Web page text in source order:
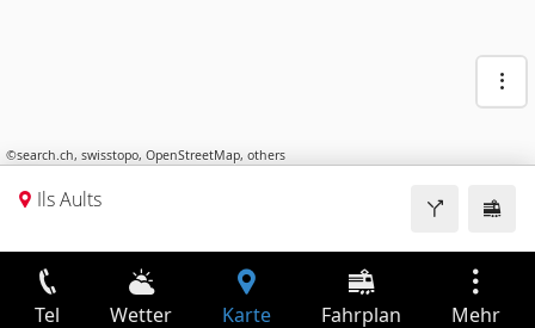
©search.ch, swisstopo, OpenStreetMap, others
Ils Aults
Tel Wetter Karte Fahrplan Mehr